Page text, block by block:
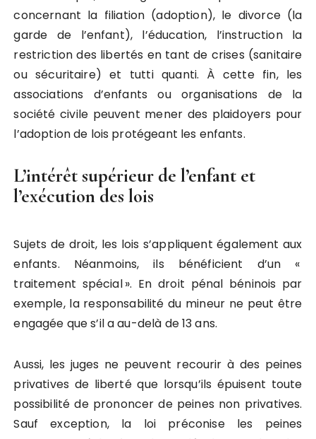
concernant la filiation (adoption), le divorce (la
garde de l’enfant), l’éducation, l’instruction la
restriction des libertés en tant de crises (sanitaire
ou sécuritaire) et tutti quanti. À cette fin, les
associations d’enfants ou organisations de la
société civile peuvent mener des plaidoyers pour
l’adoption de lois protégeant les enfants.
L’intérêt supérieur de l’enfant et
l’exécution des lois
Sujets de droit, les lois s’appliquent également aux
enfants. Néanmoins, ils bénéficient d’un «
traitement spécial ». En droit pénal béninois par
exemple, la responsabilité du mineur ne peut être
engagée que s’il a au-delà de 13 ans.
Aussi, les juges ne peuvent recourir à des peines
privatives de liberté que lorsqu’ils épuisent toute
possibilité de prononcer de peines non privatives.
Sauf exception, la loi préconise les peines